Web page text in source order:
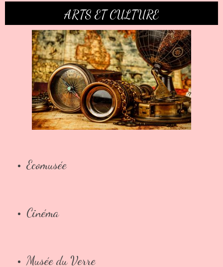
ARTS ET CULTURE
Ecomusée
Cinéma
Musée du Verre